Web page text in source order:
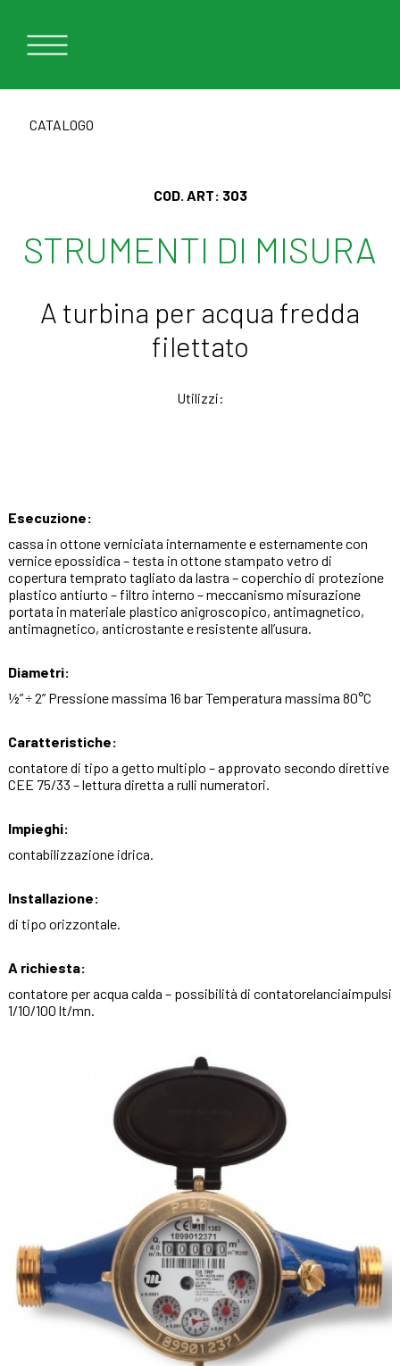
CATALOGO
COD. ART: 303
STRUMENTI DI MISURA
A turbina per acqua fredda
filettato
Utilizzi:
Esecuzione:
cassa in ottone verniciata internamente e esternamente con
vernice epossidica – testa in ottone stampato vetro di
copertura temprato tagliato da lastra – coperchio di protezione
plastico antiurto – filtro interno – meccanismo misurazione
portata in materiale plastico anigroscopico, antimagnetico,
antimagnetico, anticrostante e resistente all’usura.
Diametri:
½” ÷ 2” Pressione massima 16 bar Temperatura massima 80°C
Caratteristiche:
contatore di tipo a getto multiplo – approvato secondo direttive
CEE 75/33 – lettura diretta a rulli numeratori.
Impieghi:
contabilizzazione idrica.
Installazione:
di tipo orizzontale.
A richiesta:
contatore per acqua calda – possibilità di contatorelanciaimpulsi
1/10/100 lt/mn.